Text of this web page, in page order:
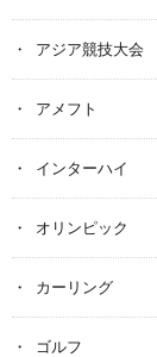
アジア競技大会
アメフト
インターハイ
オリンピック
カーリング
ゴルフ